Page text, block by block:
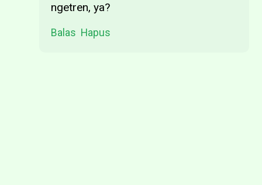
ngetren, ya?
Balas Hapus